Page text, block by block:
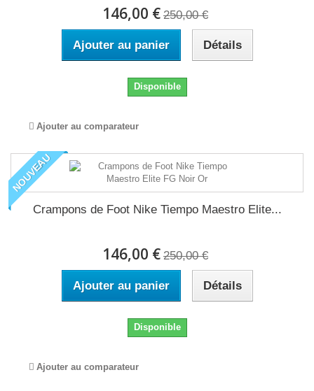
146,00 € 250,00 €
Ajouter au panier Détails
Disponible
Ajouter au comparateur
NOUVEAU
Crampons de Foot Nike Tiempo Maestro Elite...
146,00 € 250,00 €
Ajouter au panier Détails
Disponible
Ajouter au comparateur